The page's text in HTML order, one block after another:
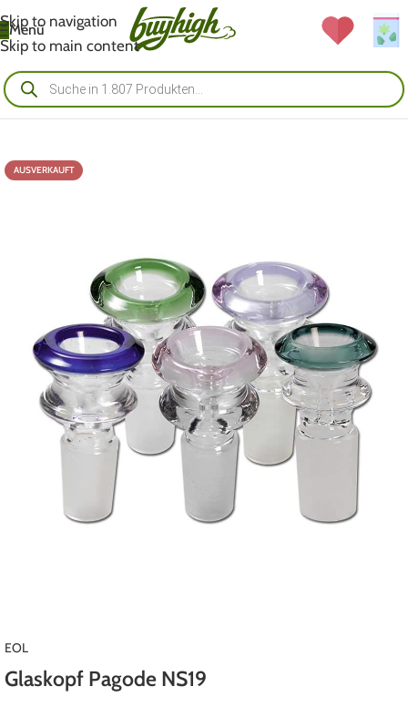
Skip to navigation
Skip to main content
Menü
AUSVERKAUFT
EOL
Glaskopf Pagode NS19